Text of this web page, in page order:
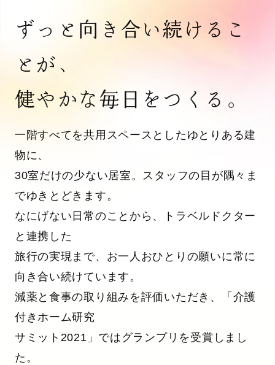
ずっと向き合い続けるこ
とが、
健やかな毎日をつくる。
一階すべてを共用スペースとしたゆとりある建
物に、
30室だけの少ない居室。スタッフの目が隅々ま
でゆきとどきます。
なにげない日常のことから、トラベルドクター
と連携した
旅行の実現まで、お一人おひとりの願いに常に
向き合い続けています。
減薬と食事の取り組みを評価いただき、「介護
付きホーム研究
サミット2021」ではグランプリを受賞しまし
た。